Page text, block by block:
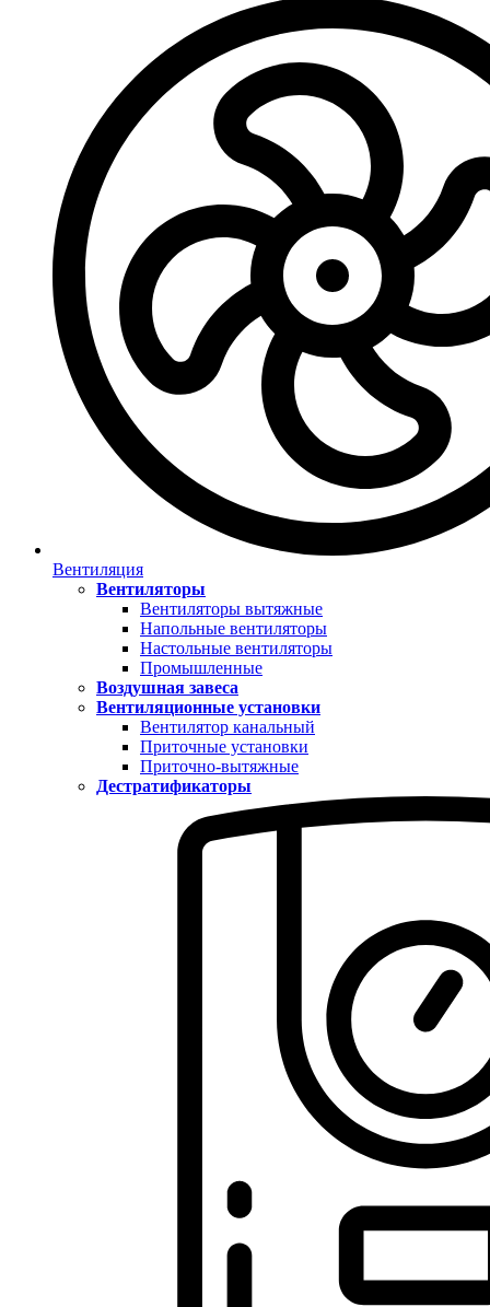
Вентиляция
Вентиляторы
Вентиляторы вытяжные
Напольные вентиляторы
Настольные вентиляторы
Промышленные
Воздушная завеса
Вентиляционные установки
Вентилятор канальный
Приточные установки
Приточно-вытяжные
Дестратификаторы